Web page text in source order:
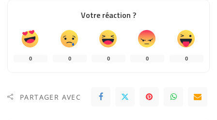
Votre réaction ?
0 0 0 0 0
PARTAGER AVEC